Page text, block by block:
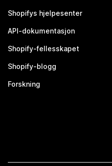
Shopifys hjelpesenter
API-dokumentasjon
Shopify-fellesskapet
Shopify-blogg
Forskning